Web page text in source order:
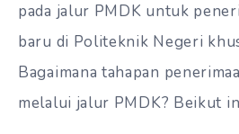
pada jalur PMDK untuk
baru di Politeknik Negeri
Bagaimana tahapan
melalui jalur PMDK? Beikut